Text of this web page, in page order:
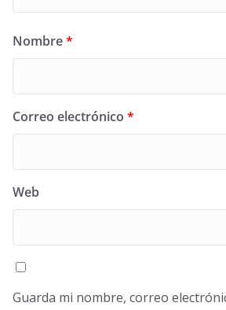
Nombre*
Correo electrónico *
Web
Guarda mi nombre, correo